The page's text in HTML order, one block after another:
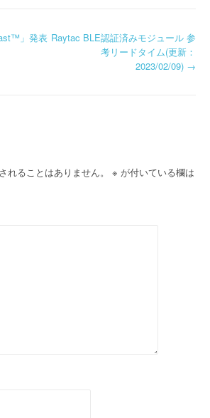
」発表 Raytac BLE認証済みモジュール 参
考リードタイム(更新：
2023/02/09) →
れることはありません。 ※ が付いている欄は